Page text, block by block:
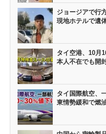
ジョージアで行
現地ホテルで遺
タイ空港、10月
本人不在でも開
タイ国際航空、
東情勢緩和で燃